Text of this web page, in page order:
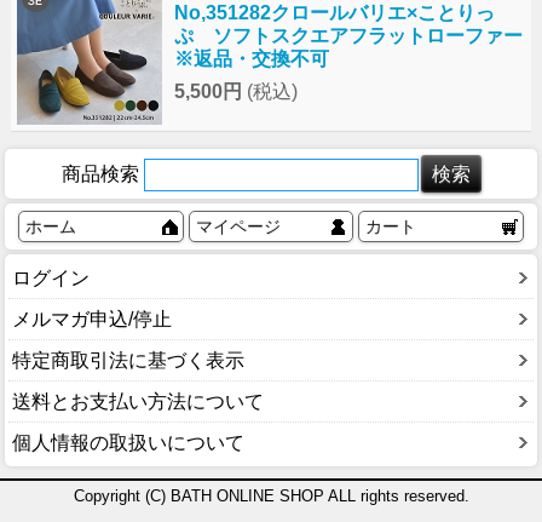
No,351282クロールバリエ×ことりっ
ぷ ソフトスクエアフラットローファー
※返品・交換不可
5,500円 (税込)
商品検索
ホーム マイページ カート
ログイン
メルマガ申込/停止
特定商取引法に基づく表示
送料とお支払い方法について
個人情報の取扱いについて
Copyright (C) BATH ONLINE SHOP ALL rights reserved.